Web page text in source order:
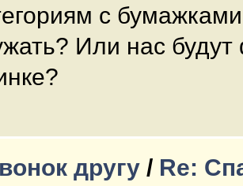
с
Или нас
другу / Re: